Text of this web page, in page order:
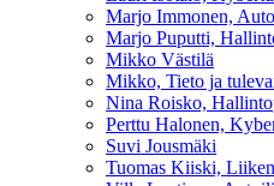
Marjo Immonen,
Marjo Puputti,
Mikko Västilä
Mikko, Tieto ja
Nina Roisko,
Perttu Halonen,
Suvi Jousmäki
Tuomas Kiiski,